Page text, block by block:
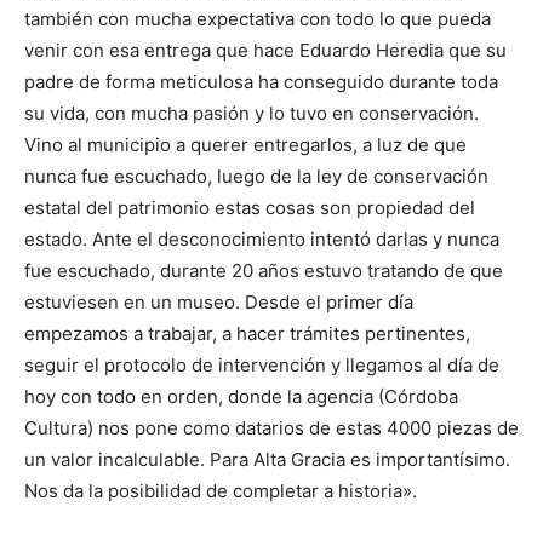
también con mucha expectativa con todo lo que pueda
venir con esa entrega que hace Eduardo Heredia que su
padre de forma meticulosa ha conseguido durante toda
su vida, con mucha pasión y lo tuvo en conservación.
Vino al municipio a querer entregarlos, a luz de que
nunca fue escuchado, luego de la ley de conservación
estatal del patrimonio estas cosas son propiedad del
estado. Ante el desconocimiento intentó darlas y nunca
fue escuchado, durante 20 años estuvo tratando de que
estuviesen en un museo. Desde el primer día
empezamos a trabajar, a hacer trámites pertinentes,
seguir el protocolo de intervención y llegamos al día de
hoy con todo en orden, donde la agencia (Córdoba
Cultura) nos pone como datarios de estas 4000 piezas de
un valor incalculable. Para Alta Gracia es importantísimo.
Nos da la posibilidad de completar a historia».